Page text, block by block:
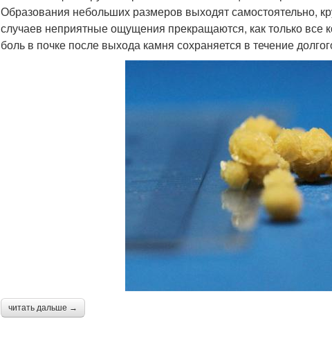
Образования небольших размеров выходят самостоятельно,
случаев неприятные ощущения прекращаются, как только все
боль в почке после выхода камня сохраняется в течение
читать дальше →